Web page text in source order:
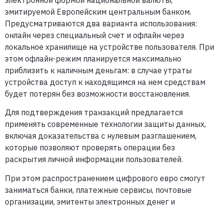
эмитируемой Европейским центральным банком.
Предусматриваются два варианта использования:
онлайн через специальный счет и офлайн через
локальное хранилище на устройстве пользователя. При
этом офлайн-режим планируется максимально
приблизить к наличным деньгам: в случае утраты
устройства доступ к находящимся на нем средствам
будет потерян без возможности восстановления.
Для подтверждения транзакций предлагается
применять современные технологии защиты данных,
включая доказательства с нулевым разглашением,
которые позволяют проверять операции без
раскрытия личной информации пользователей.
При этом распространением цифрового евро смогут
заниматься банки, платежные сервисы, почтовые
организации, эмитенты электронных денег и